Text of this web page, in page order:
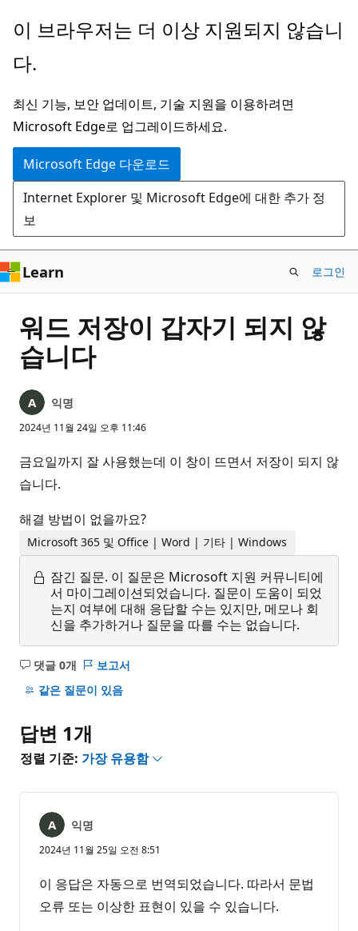
주
콘
츠
로
건
너
뛰
기
이 브라우저는 더 이상 지원되지 않습니
다.
최신 기능, 보안 업데이트, 기술 지원을 이용하려면
Microsoft Edge로 업그레이드하세요.
Microsoft Edge 다운로드
Internet Explorer 및 Microsoft Edge에 대한 추가 정
보
Learn 로그인
워드 저장이 갑자기 되지 않
습니다
익명
2024년 11월 24일 오후 11:46
금요일까지 잘 사용했는데 이 창이 뜨면서 저장이 되지 않
습니다.
해결 방법이 없을까요?
Microsoft 365 및 Office | Word | 기타 | Windows
잠긴 질문. 이 질문은 Microsoft 지원 커뮤니티에
서 마이그레이션되었습니다. 질문이 도움이 되었
는지 여부에 대해 응답할 수는 있지만, 메모나 회
신을 추가하거나 질문을 따를 수는 없습니다.
댓글 0개
설
명
음
보고서
같은 질문이 있음
답변 1개
정렬 기준: 가장 유용함
익명
2024년 11월 25일 오전 8:51
이 응답은 자동으로 번역되었습니다. 따라서 문법
오류 또는 이상한 표현이 있을 수 있습니다.